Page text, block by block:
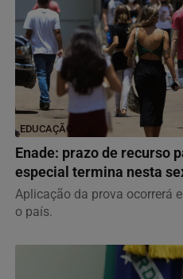
EDUCAÇÃO
Enade: prazo de recurso
especial termina nesta
Aplicação da prova ocorrerá
o país.